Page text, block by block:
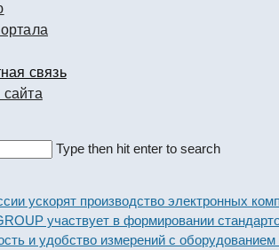
связь
сайта
Type then hit enter to search
ускорят производство электронных
участвует в формировании стандартов
и удобство измерений с оборудованием